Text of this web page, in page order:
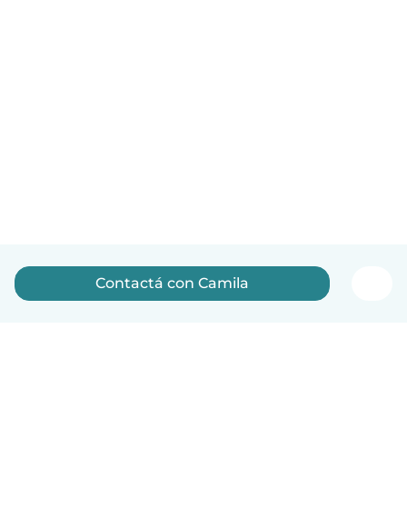
Contactá con Camila